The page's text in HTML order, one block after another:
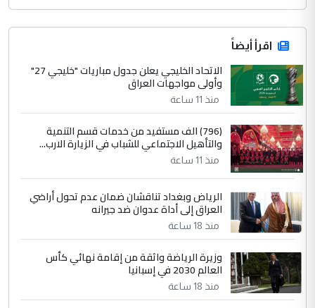
اقرأ أيضاً
الاتحاد الخليجي يعلن جدول مباريات "خليجي 27"
وأولى مواجهات العراق
منذ 11 ساعة
(796) الف مستفيد من خدمات قسم التنمية
والتأهيل الاجتماعي للشباب في الزيارة الارب...
منذ 11 ساعة
الرياض وبغداد تناقشان ضمان عدم تحول أراضي
العراق إلى أداة عدوان ضد جيرانه
منذ 18 ساعة
وزيرة الرياضة واثقة من إقامة نهائي كأس
العالم 2030 في إسبانيا
منذ 18 ساعة